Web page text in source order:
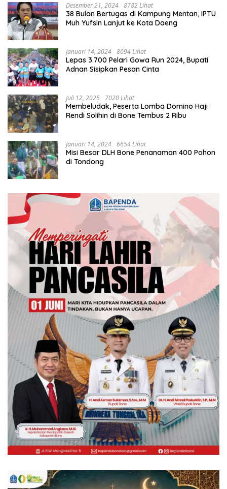
Desember 21, 2024 8782 Lihat
38 Bulan Bertugas di Kampung Mentan, IPTU
Muh Yufsin Lanjut ke Kota Daeng
Januari 14, 2024 8094 Lihat
Lepas 3.700 Pelari Gowa Run 2024, Bupati
Adnan Sisipkan Pesan Cinta
Juli 12, 2025 7020 Lihat
Membeludak, Peserta Lomba Domino Haji
Rendi Solihin di Bone Tembus 2 Ribu
Januari 14, 2024 6654 Lihat
Misi Besar DLH Bone Penanaman 400 Pohon
di Tondong